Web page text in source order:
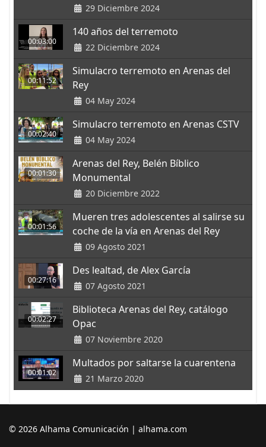
29 Diciembre 2024
00:03:00
140 años del terremoto
22 Diciembre 2024
00:11:52
Simulacro terremoto en Arenas del
Rey
04 May 2024
00:02:40
Simulacro terremoto en Arenas CSTV
04 May 2024
00:01:30
Arenas del Rey, Belén Bíblico
Monumental
20 Diciembre 2022
00:01:56
Mueren tres adolescentes al salirse su
coche de la vía en Arenas del Rey
09 Agosto 2021
00:27:16
Des lealtad, de Alex García
07 Agosto 2021
00:02:27
Biblioteca Arenas del Rey, catálogo
Opac
07 Noviembre 2020
00:01:02
Multados por saltarse la cuarentena
21 Marzo 2020
© 2026 Alhama Comunicación | alhama.com